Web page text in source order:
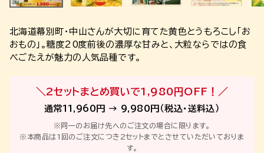
北海道幕別町・中山さんが大切に育てた黄色とうもろこし「お
おもの」。糖度20度前後の濃厚な甘みと、大粒ならではの食
べごたえが魅力の人気品種です。
＼2セットまとめ買いで1,980円OFF！／
通常11,960円 → 9,980円（税込・送料込）
※同一のお届け先へのご注文の場合に限ります。
※本商品は1回のご注文につき2セットまでとさせていただいておりま
す。